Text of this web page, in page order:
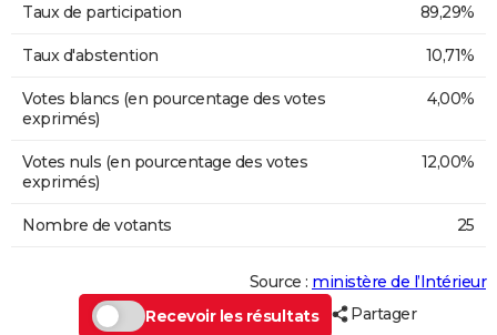
Taux de participation 89,29%
Taux d'abstention 10,71%
Votes blancs (en pourcentage des votes
exprimés)
4,00%
Votes nuls (en pourcentage des votes
exprimés)
12,00%
Nombre de votants 25
Source : ministère de l’Intérieur
Recevoir les résultats
Partager